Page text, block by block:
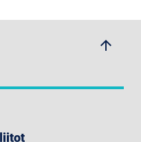
arrow_upwards